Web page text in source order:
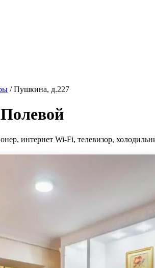
/Пушкина, д.227
интернет Wi-Fi, телевизор,